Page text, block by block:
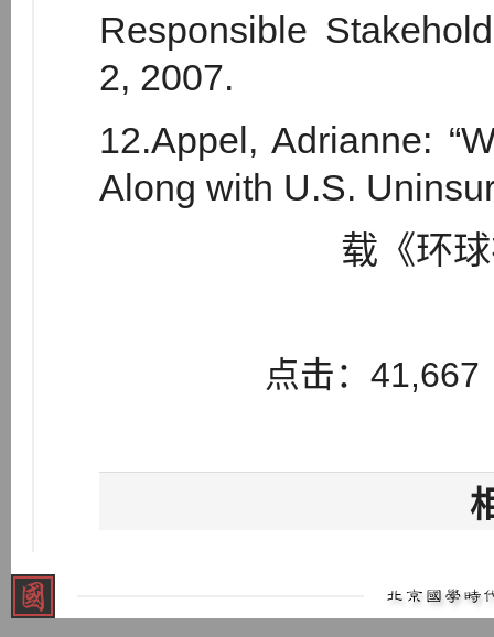
Responsible
2, 2007.
12.Appel, Adrianne:
Along with U.S.
载《环
点击：